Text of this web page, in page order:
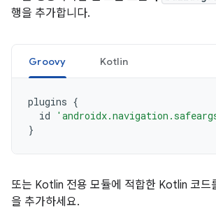
행을 추가합니다.
Groovy Kotlin
plugins {
id
}
또는 Kotlin 전용 모듈에 적합한 Kotlin 코드
을 추가하세요.